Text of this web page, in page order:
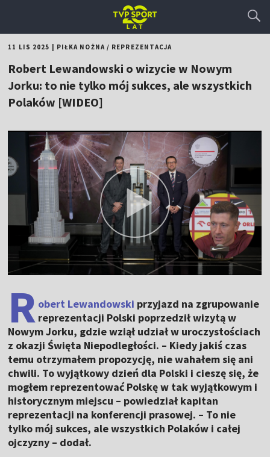
11 LIS 2025 PIŁKA NOŻNA/ REPREZENTACJA
Robert Lewandowski o wizycie w Nowym
Jorku: to nie tylko mój sukces, ale wszystkich
Polaków [WIDEO]
R obert Lewandowski przyjazd na zgrupowanie
reprezentacji Polski poprzedził wizytą w
Nowym Jorku, gdzie wziął udział w uroczystościach
z okazji Święta Niepodległości. – Kiedy jakiś czas
temu otrzymałem propozycję, nie wahałem się ani
chwili. To wyjątkowy dzień dla Polski i cieszę się, że
mogłem reprezentować Polskę w tak wyjątkowym i
historycznym miejscu – powiedział kapitan
reprezentacji na konferencji prasowej. – To nie
tylko mój sukces, ale wszystkich Polaków i całej
ojczyzny – dodał.